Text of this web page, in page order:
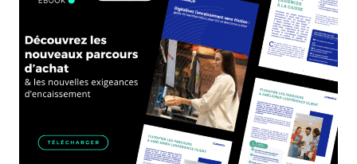
PERFORMER
LORS
DES
FÊTES
D’ANNÉE
?